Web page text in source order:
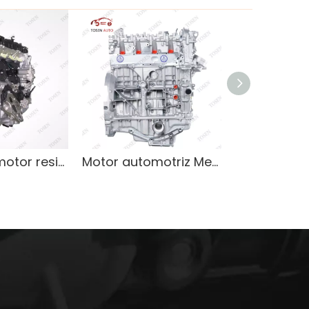
Bloque de motor resistente para BMW X4 G02 B48B20A 2.0L Motor automotriz Mercedes Benz GLK200 Mantenimiento del motor